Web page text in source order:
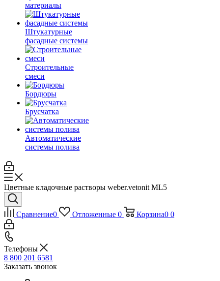
материалы
Штукатурные
фасадные системы
Строительные
смеси
Бордюры
Брусчатка
Автоматические
системы полива
Цветные кладочные растворы weber.vetonit ML5
Сравнение0 Отложенные 0 Корзина0 0
Телефоны
8 800 201 6581
Заказать звонок